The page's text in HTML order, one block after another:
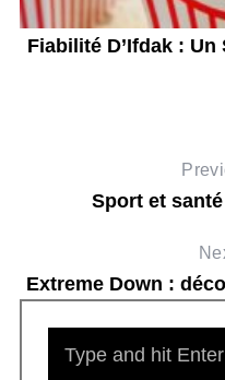
Fiabilité D’Ifdak :
Sport et
Extreme Down :